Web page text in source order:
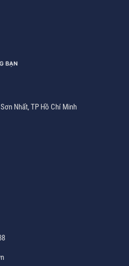
Nhất, TP Hồ Chí Minh